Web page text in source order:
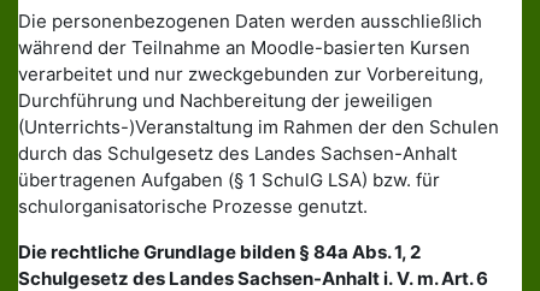
Die personenbezogenen Daten werden ausschließlich
während der Teilnahme an Moodle-basierten Kursen
verarbeitet und nur zweckgebunden zur Vorbereitung,
Durchführung und Nachbereitung der jeweiligen
(Unterrichts-)Veranstaltung im Rahmen der den Schulen
durch das Schulgesetz des Landes Sachsen-Anhalt
übertragenen Aufgaben (§ 1 SchulG LSA) bzw. für
schulorganisatorische Prozesse genutzt.
Die rechtliche Grundlage bilden § 84a Abs. 1, 2
Schulgesetz des Landes Sachsen-Anhalt i. V. m. Art. 6